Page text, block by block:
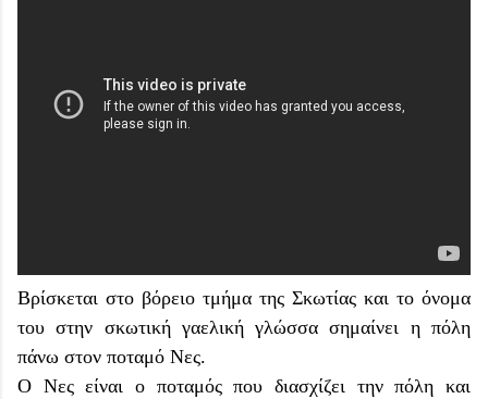
Βρίσκεται στο βόρειο τμήμα της Σκωτίας και το όνομα
του στην σκωτική γαελική γλώσσα σημαίνει η πόλη
πάνω στον ποταμό Νες.
Ο Νες είναι ο ποταμός που διασχίζει την πόλη και